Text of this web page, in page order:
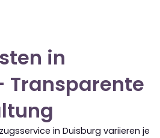
in
Transparente
in Duisburg variieren je